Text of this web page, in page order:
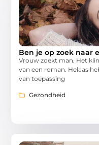
Ben je op zoek naar
Vrouw zoekt man. Het
van een roman. Helaas
van toepassing
Gezondheid